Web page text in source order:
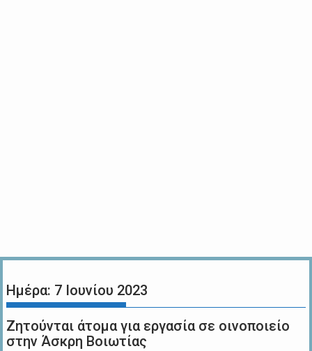
Ημέρα: 7 Ιουνίου 2023
Ζητούνται άτομα για εργασία σε οινοποιείο
στην Άσκρη Βοιωτίας